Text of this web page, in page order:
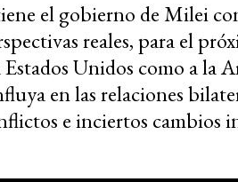
el gobierno de Milei
reales, para el
Unidos como a la
en las relaciones
e inciertos cambios